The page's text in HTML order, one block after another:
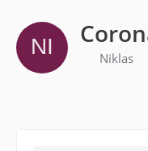
Niklas